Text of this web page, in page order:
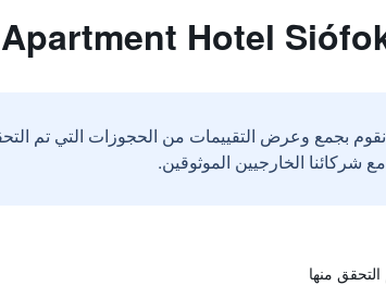
نقوم بجمع وعرض التقييمات من الحجوزات التي تم